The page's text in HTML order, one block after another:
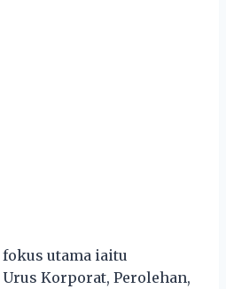
utama iaitu
Korporat, Perolehan,